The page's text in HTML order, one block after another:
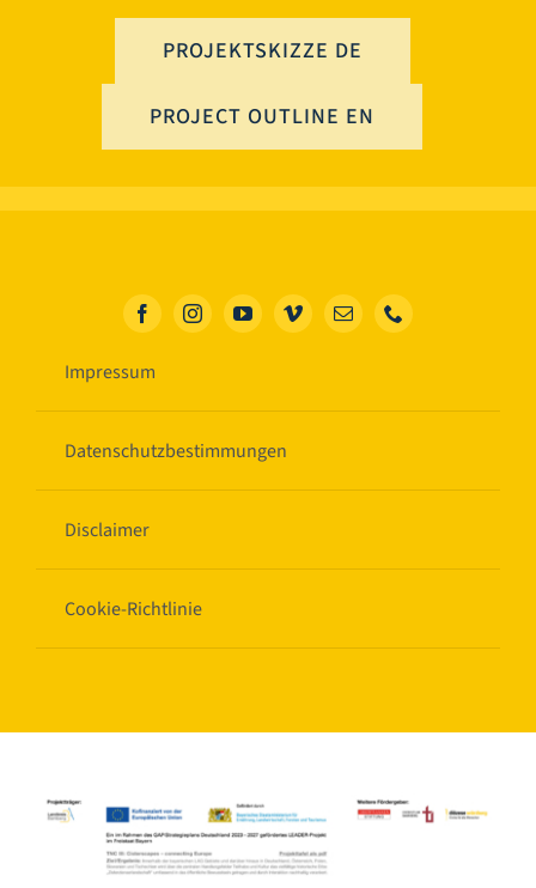
PROJEKTSKIZZE DE
PROJECT OUTLINE EN
Impressum
Datenschutzbestimmungen
Disclaimer
Cookie-Richtlinie